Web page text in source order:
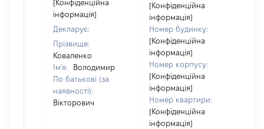
[Конфіденційна
інформація]
Декларує:
Прізвище:
Коваленко
Ім'я:
Володимир
По батькові (за
наявності):
Вікторович
[Конфіденційна
інформація]
Номер будинку:
[Конфіденційна
інформація]
Номер корпусу:
[Конфіденційна
інформація]
Номер квартири:
[Конфіденційна
інформація]